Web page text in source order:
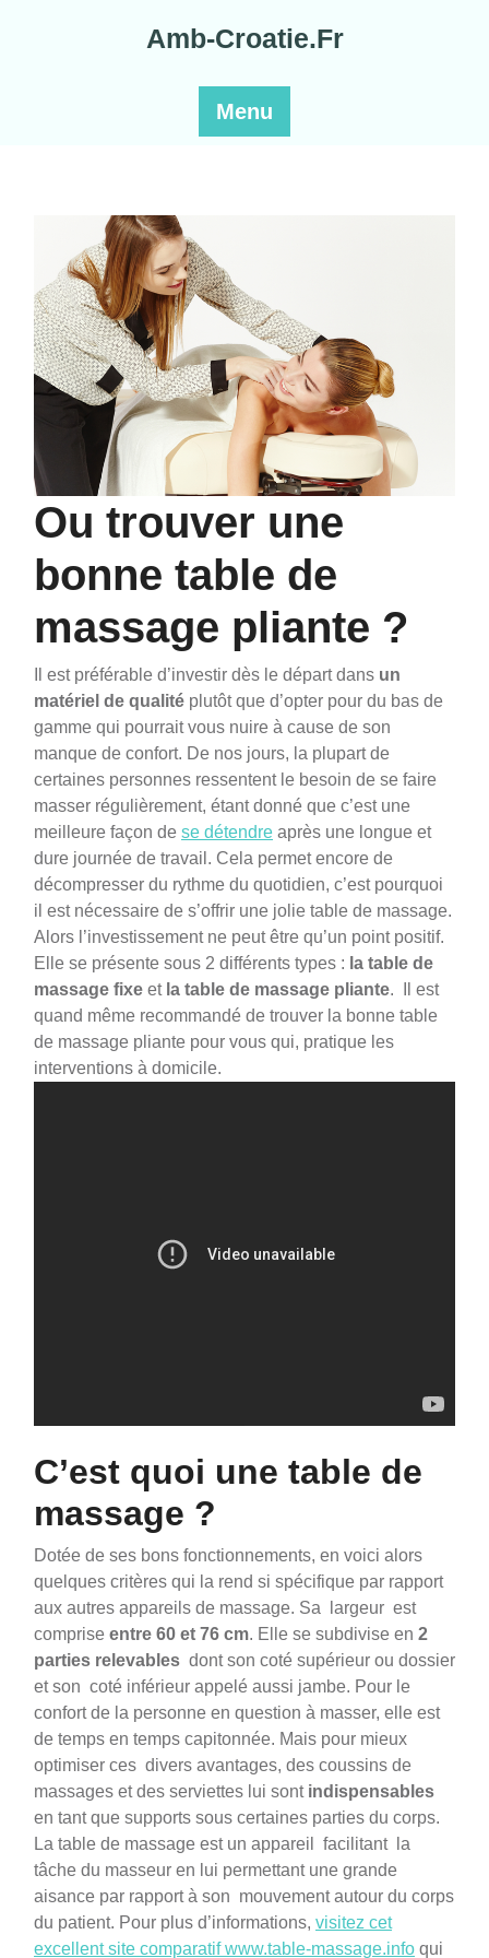
Amb-Croatie.Fr
Menu
Ou trouver une
bonne table de
massage pliante ?
Il est préférable d’investir dès le départ dans un
matériel de qualité plutôt que d’opter pour du bas de
gamme qui pourrait vous nuire à cause de son
manque de confort. De nos jours, la plupart de
certaines personnes ressentent le besoin de se faire
masser régulièrement, étant donné que c’est une
meilleure façon de se détendre après une longue et
dure journée de travail. Cela permet encore de
décompresser du rythme du quotidien, c’est pourquoi
il est nécessaire de s’offrir une jolie table de massage.
Alors l’investissement ne peut être qu’un point positif.
Elle se présente sous 2 différents types : la table de
massage fixe et la table de massage pliante. Il est
quand même recommandé de trouver la bonne table
de massage pliante pour vous qui, pratique les
interventions à domicile.
C’est quoi une table de
massage ?
Dotée de ses bons fonctionnements, en voici alors
quelques critères qui la rend si spécifique par rapport
aux autres appareils de massage. Sa largeur est
comprise entre 60 et 76 cm. Elle se subdivise en 2
parties relevables dont son coté supérieur ou dossier
et son coté inférieur appelé aussi jambe. Pour le
confort de la personne en question à masser, elle est
de temps en temps capitonnée. Mais pour mieux
optimiser ces divers avantages, des coussins de
massages et des serviettes lui sont indispensables
en tant que supports sous certaines parties du corps.
La table de massage est un appareil facilitant la
tâche du masseur en lui permettant une grande
aisance par rapport à son mouvement autour du corps
du patient. Pour plus d’informations, visitez cet
excellent site comparatif www.table-massage.info qui